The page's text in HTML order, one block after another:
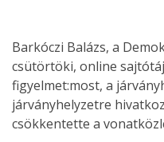
Barkóczi Balázs, a
csütörtöki, online
figyelmet:most, a
járványhelyzetre
csökkentette a